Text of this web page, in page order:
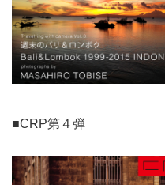
■CRP第４弾